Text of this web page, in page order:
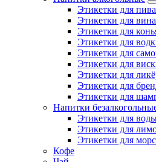
Этикетки для пива
Этикетки для вина
Этикетки для
Этикетки для
Этикетки для
Этикетки для
Этикетки для
Этикетки для
Этикетки для
Напитки
Этикетки для
Этикетки для
Этикетки для
Кофе